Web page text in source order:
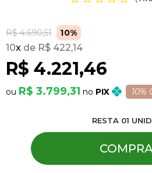
R$ 4.690,51 10%
R$ 4.221,46
10x R$ 422,14
R$ 3.799,31 PIX 10%
RESTA 01
Pulseiras
Piercing
Pedras Preciosas
Presente